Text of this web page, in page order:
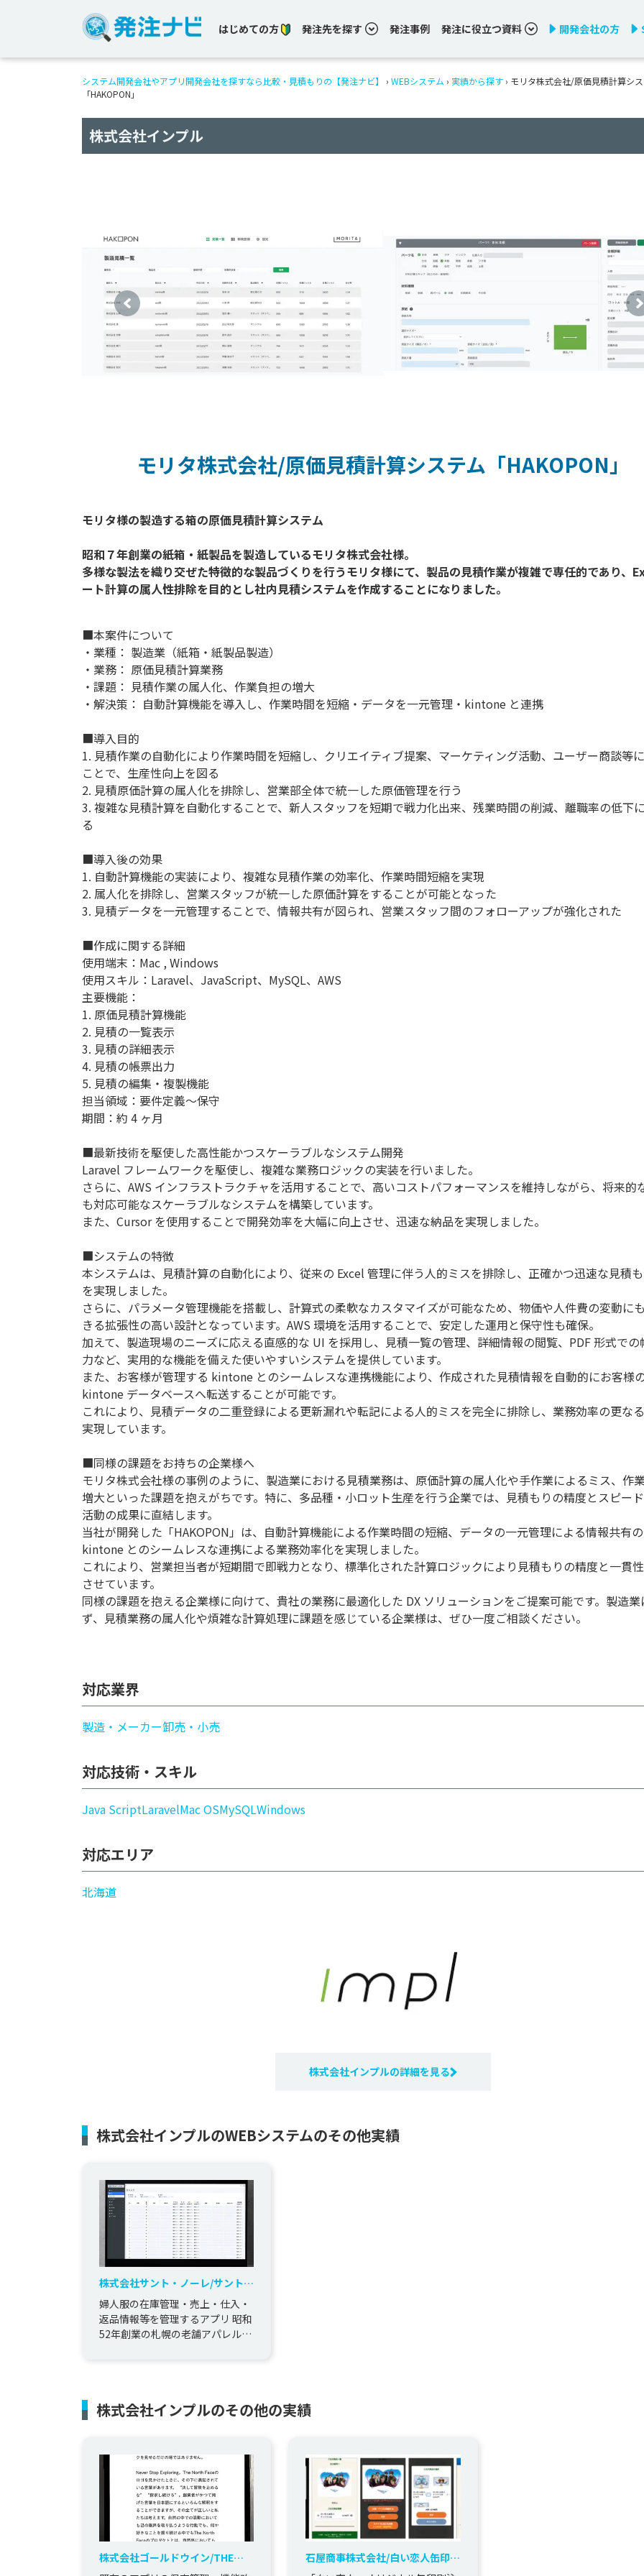
はじめての方 発注先を探す 発注事例 発注に役立つ資料 開発会社の方
システム開発会社やアプリ開発会社を探すなら比較・見積もりの【発注ナビ】 › WEBシステム › 実績から探す › モリタ株式会社/原価見積計算シ
「HAKOPON」
株式会社インプル
モリタ株式会社/原価見積計算システム「HAKOPON」
モリタ様の製造する箱の原価見積計算システム
昭和７年創業の紙箱・紙製品を製造しているモリタ株式会社様。
多様な製法を織り交ぜた特徴的な製品づくりを行うモリタ様にて、製品の見積作業が複雑で専任的であり、
■本案件について
・業種： 製造業（紙箱・紙製品製造）
・業務： 原価見積計算業務
・課題： 見積作業の属人化、作業負担の増大
・解決策： 自動計算機能を導入し、作業時間を短縮・データを一元管理・kintone と連携
■導入目的
1. 見積作業の自動化により作業時間を短縮し、クリエイティブ提案、マーケティング活動、ユーザー商談等
ことで、生産性向上を図る
2. 見積原価計算の属人化を排除し、営業部全体で統一した原価管理を行う
3. 複雑な見積計算を自動化することで、新人スタッフを短期で戦力化出来、残業時間の削減、離職率の低下
る
■導入後の効果
1. 自動計算機能の実装により、複雑な見積作業の効率化、作業時間短縮を実現
2. 属人化を排除し、営業スタッフが統一した原価計算をすることが可能となった
3. 見積データを一元管理することで、情報共有が図られ、営業スタッフ間のフォローアップが強化された
■作成に関する詳細
使用端末：Mac , Windows
使用スキル：Laravel、JavaScript、MySQL、AWS
主要機能：
1. 原価見積計算機能
2. 見積の一覧表示
3. 見積の詳細表示
4. 見積の帳票出力
5. 見積の編集・複製機能
担当領域：要件定義〜保守
期間：約 4 ヶ月
■最新技術を駆使した高性能かつスケーラブルなシステム開発
Laravel フレームワークを駆使し、複雑な業務ロジックの実装を行いました。
さらに、AWS インフラストラクチャを活用することで、高いコストパフォーマンスを維持しながら、将来的
も対応可能なスケーラブルなシステムを構築しています。
また、Cursor を使用することで開発効率を大幅に向上させ、迅速な納品を実現しました。
■システムの特徴
本システムは、見積計算の自動化により、従来の Excel 管理に伴う人的ミスを排除し、正確かつ迅速な見積
を実現しました。
さらに、パラメータ管理機能を搭載し、計算式の柔軟なカスタマイズが可能なため、物価や人件費の変動に
きる拡張性の高い設計となっています。AWS 環境を活用することで、安定した運用と保守性も確保。
加えて、製造現場のニーズに応える直感的な UI を採用し、見積一覧の管理、詳細情報の閲覧、PDF 形式での
力など、実用的な機能を備えた使いやすいシステムを提供しています。
また、お客様が管理する kintone とのシームレスな連携機能により、作成された見積情報を自動的にお客様
kintone データベースへ転送することが可能です。
これにより、見積データの二重登録による更新漏れや転記による人的ミスを完全に排除し、業務効率の更な
実現しています。
■同様の課題をお持ちの企業様へ
モリタ株式会社様の事例のように、製造業における見積業務は、原価計算の属人化や手作業によるミス、作
増大といった課題を抱えがちです。特に、多品種・小ロット生産を行う企業では、見積もりの精度とスピー
活動の成果に直結します。
当社が開発した「HAKOPON」は、自動計算機能による作業時間の短縮、データの一元管理による情報共有の
kintone とのシームレスな連携による業務効率化を実現しました。
これにより、営業担当者が短期間で即戦力となり、標準化された計算ロジックにより見積もりの精度と一貫
させています。
同様の課題を抱える企業様に向けて、貴社の業務に最適化した DX ソリューションをご提案可能です。製造業
ず、見積業務の属人化や煩雑な計算処理に課題を感じている企業様は、ぜひ一度ご相談ください。
対応業界
製造・メーカー卸売・小売
対応技術・スキル
Java ScriptLaravelMac OSMySQLWindows
対応エリア
北海道
株式会社インプルの詳細を見る
株式会社インプルのWEBシステムのその他実績
株式会社サント・ノーレ/サントノ
ーレ 在庫管理システム
婦人服の在庫管理・売上・仕入・
返品情報等を管理するアプリ 昭和
52年創業の札幌の老舗アパレルメ
様が取り扱う婦人服の在庫...
株式会社インプルのその他の実績
株式会社ゴールドウイン/THE
NORTH FACE EXPLORER アプリ
石屋商事株式会社/白い恋人缶印刷
注文アプリ